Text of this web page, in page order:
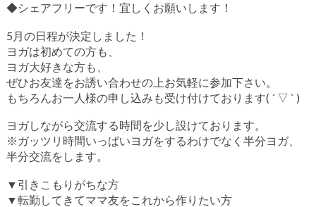
◆シェアフリーです！宜しくお願いします！
5月の日程が決定しました！
ヨガは初めての方も、
ヨガ大好きな方も、
ぜひお友達をお誘い合わせの上お気軽に参加下さい。
もちろんお一人様の申し込みも受け付けております( ´ ▽ ` )
ヨガしながら交流する時間を少し設けております。
※ガッツリ時間いっぱいヨガをするわけでなく半分ヨガ、
半分交流をします。
▼引きこもりがちな方
▼転勤してきてママ友をこれから作りたい方